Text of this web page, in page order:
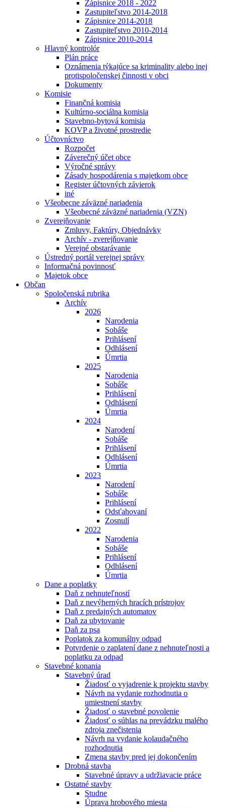
Zápisnice 2018 - 2022
Zastupiteľstvo 2014-2018
Zápisnice 2014-2018
Zastupiteľstvo 2010-2014
Zápisnice 2010-2014
Hlavný kontrolór
Plán práce
Oznámenia týkajúce sa kriminality alebo inej
protispoločenskej činnosti v obci
Dokumenty
Komisie
Finančná komisia
Kultúrno-sociálna komisia
Stavebno-bytová komisia
KOVP a životné prostredie
Účtovníctvo
Rozpočet
Záverečný účet obce
Výročné správy
Zásady hospodárenia s majetkom obce
Register účtovných závierok
iné
Všeobecne záväzné nariadenia
Všeobecné záväzné nariadenia (VZN)
Zverejňovanie
Zmluvy, Faktúry, Objednávky
Archív - zverejňovanie
Verejné obstarávanie
Ústredný portál verejnej správy
Informačná povinnosť
Majetok obce
Občan
Spoločenská rubrika
Archív
2026
Narodenia
Sobáše
Prihlásení
Odhlásení
Úmrtia
2025
Narodenia
Sobáše
Prihlásení
Odhlásení
Úmrtia
2024
Narodení
Sobáše
Prihlásení
Odhlásení
Úmrtia
2023
Narodení
Sobáše
Prihlásení
Odsťahovaní
Zosnulí
2022
Narodenia
Sobáše
Prihlásení
Odhlásení
Úmrtia
Dane a poplatky
Daň z nehnuteľností
Daň z nevýherných hracích prístrojov
Daň z predajných automatov
Daň za ubytovanie
Daň za psa
Poplatok za komunálny odpad
Potvrdenie o zaplatení dane z nehnuteľnosti a
poplatku za odpad
Stavebné konania
Stavebný úrad
Žiadosť o vyjadrenie k projektu stavby
Návrh na vydanie rozhodnutia o
umiestnení stavby
Žiadosť o stavebné povolenie
Žiadosť o súhlas na prevádzku malého
zdroja znečistenia
Návrh na vydanie kolaudačného
rozhodnutia
Zmena stavby pred jej dokončením
Drobná stavba
Stavebné úpravy a udržiavacie práce
Ostatné stavby
Studne
Úprava hrobového miesta